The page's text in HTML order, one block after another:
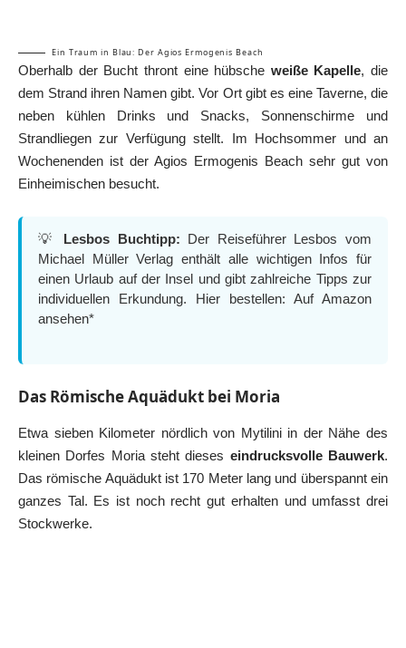
Ein Traum in Blau: Der Agios Ermogenis Beach
Oberhalb der Bucht thront eine hübsche weiße Kapelle, die
dem Strand ihren Namen gibt. Vor Ort gibt es eine Taverne, die
neben kühlen Drinks und Snacks, Sonnenschirme und
Strandliegen zur Verfügung stellt. Im Hochsommer und an
Wochenenden ist der Agios Ermogenis Beach sehr gut von
Einheimischen besucht.
💡 Lesbos Buchtipp: Der Reiseführer Lesbos vom
Michael Müller Verlag enthält alle wichtigen Infos für
einen Urlaub auf der Insel und gibt zahlreiche Tipps zur
individuellen Erkundung. Hier bestellen: Auf Amazon
ansehen*
Das Römische Aquädukt bei Moria
Etwa sieben Kilometer nördlich von Mytilini in der Nähe des
kleinen Dorfes Moria steht dieses eindrucksvolle Bauwerk.
Das römische Aquädukt ist 170 Meter lang und überspannt ein
ganzes Tal. Es ist noch recht gut erhalten und umfasst drei
Stockwerke.